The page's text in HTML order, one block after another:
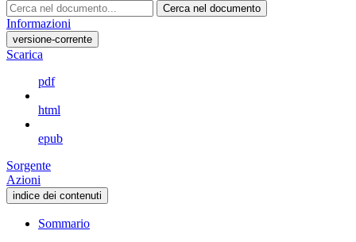
Cerca nel documento
Informazioni
versione-corrente
Scarica
pdf
html
epub
Sorgente
Azioni
indice dei contenuti
Sommario